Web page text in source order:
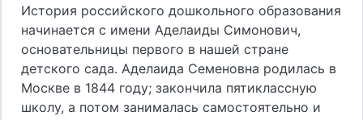
История российского дошкольного образования
начинается с имени Аделаиды Симонович,
основательницы первого в нашей стране
детского сада. Аделаида Семеновна родилась в
Москве в 1844 году; закончила пятиклассную
школу, а потом занималась самостоятельно и